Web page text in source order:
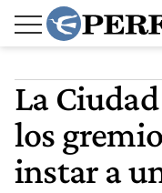
La
los
instar a